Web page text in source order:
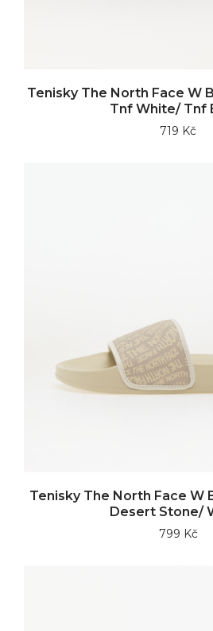
Tenisky The North Face W
Tnf White/ Tnf
719 Kč
Tenisky The North Face W
Desert Stone/
799 Kč